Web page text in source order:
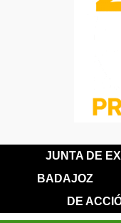
JUNTA DE
BADAJOZ
DE